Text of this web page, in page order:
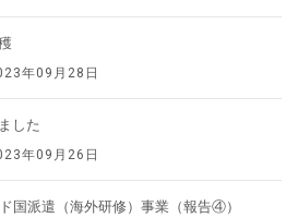
年09月28日
した
年09月26日
国派遣（海外研修）事業（報告④）